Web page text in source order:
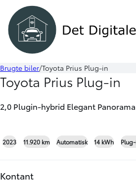
Book prøvetur
Skriv til os
Brugte biler Toyota Prius Plug-in
Toyota Prius Plug-in
2,0 Plugin-hybrid Elegant
DEMO
HYBRID
2023 11.920 km Automatisk 14 kWh
Kontant